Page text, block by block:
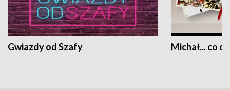
Gwiazdy od Szafy Michał... co